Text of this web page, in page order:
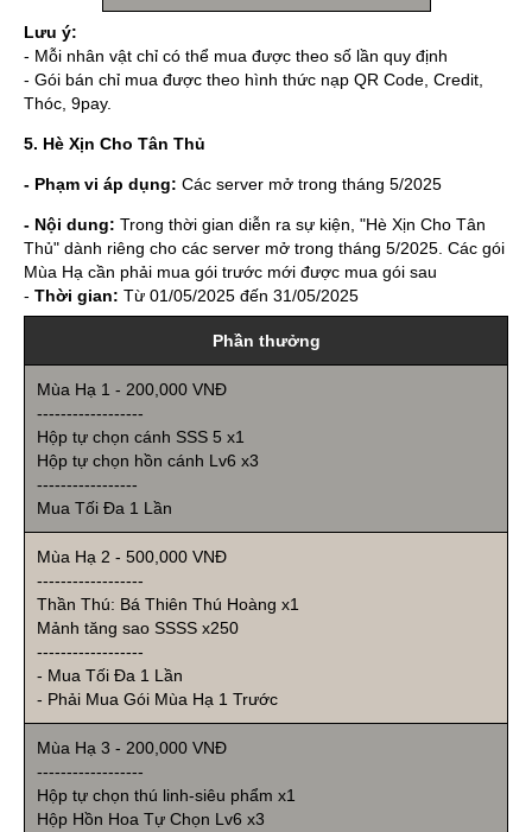
Lưu ý:
- Mỗi nhân vật chỉ có thể mua được theo số lần quy định
- Gói bán chỉ mua được theo hình thức nạp QR Code, Credit,
Thóc, 9pay.
5. Hè Xịn Cho Tân Thủ
- Phạm vi áp dụng: Các server mở trong tháng 5/2025
- Nội dung: Trong thời gian diễn ra sự kiện, "Hè Xịn Cho Tân
Thủ" dành riêng cho các server mở trong tháng 5/2025. Các gói
Mùa Hạ cần phải mua gói trước mới được mua gói sau
- Thời gian: Từ 01/05/2025 đến 31/05/2025
Phần thưởng
Mùa Hạ 1 - 200,000 VNĐ
------------------
Hộp tự chọn cánh SSS 5 x1
Hộp tự chọn hồn cánh Lv6 x3
-----------------
Mua Tối Đa 1 Lần
Mùa Hạ 2 - 500,000 VNĐ
------------------
Thần Thú: Bá Thiên Thú Hoàng x1
Mảnh tăng sao SSSS x250
------------------
- Mua Tối Đa 1 Lần
- Phải Mua Gói Mùa Hạ 1 Trước
Mùa Hạ 3 - 200,000 VNĐ
------------------
Hộp tự chọn thú linh-siêu phẩm x1
Hộp Hồn Hoa Tự Chọn Lv6 x3